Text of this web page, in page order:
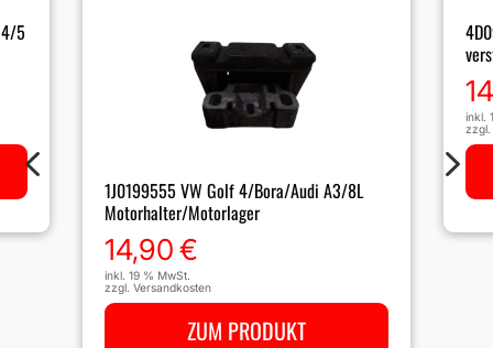
5
1J0199555 VW Golf 4/Bora/Audi A3/8L
Motorhalter/Motorlager
14,90€
inkl. 19 % MwSt.
zzgl. Versandkosten
ZUM PRODUKT
inkl.
zzgl.
4 5